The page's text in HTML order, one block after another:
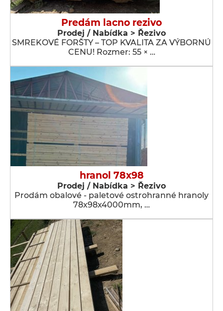
Predám lacno rezivo
Prodej / Nabídka > Řezivo
SMREKOVÉ FORŠTY – TOP KVALITA ZA VÝBORNÚ
CENU! Rozmer: 55 × …
hranol 78x98
Prodej / Nabídka > Řezivo
Prodám obalové - paletové ostrohranné hranoly
78x98x4000mm, …